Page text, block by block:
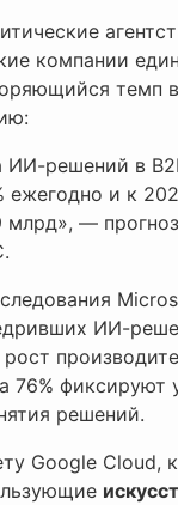
компании
темп
ИИ-решений в
ежегодно и к
млрд», —
ИИ-
76% фиксируют
решений.
Google Cloud,